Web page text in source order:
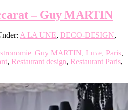
– Guy MARTIN
A LA UNE, DECO-DESIGN,
, Guy MARTIN, Luxe, Paris,
, Restaurant design, Restaurant Paris,